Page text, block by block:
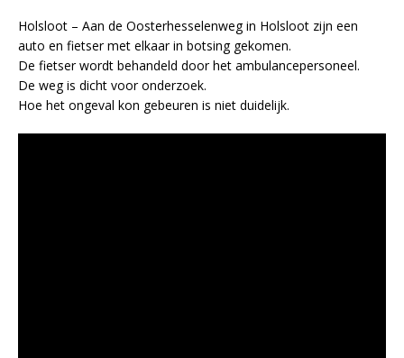
Holsloot – Aan de Oosterhesselenweg in Holsloot zijn een
auto en fietser met elkaar in botsing gekomen.
De fietser wordt behandeld door het ambulancepersoneel.
De weg is dicht voor onderzoek.
Hoe het ongeval kon gebeuren is niet duidelijk.